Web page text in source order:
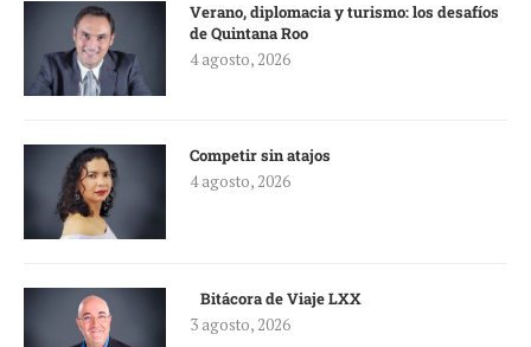
Verano, diplomacia y turismo: los desafíos
de Quintana Roo
4 agosto, 2026
Competir sin atajos
4 agosto, 2026
Bitácora de Viaje LXX
3 agosto, 2026